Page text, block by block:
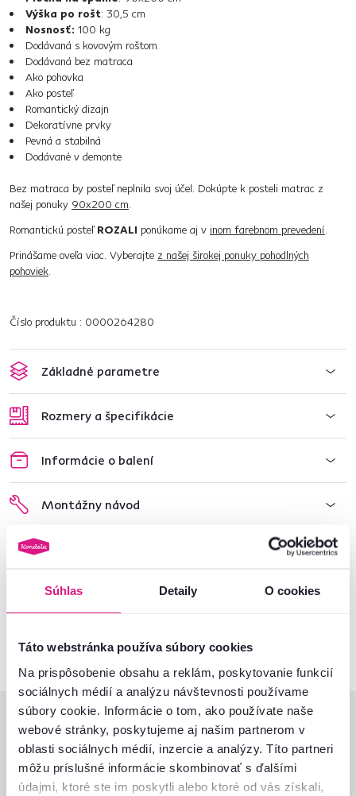
Súhlas Detaily O cookies
Táto webstránka používa súbory cookies
Na prispôsobenie obsahu a reklám, poskytovanie funkcií
sociálnych médií a analýzu návštevnosti používame
súbory cookie. Informácie o tom, ako používate naše
webové stránky, poskytujeme aj našim partnerom v
oblasti sociálnych médií, inzercie a analýzy. Títo partneri
môžu príslušné informácie skombinovať s ďalšími
údajmi, ktoré ste im poskytli alebo ktoré od vás získali,
Výška po rošt: 30,5 cm
Nosnosť: 100 kg
Dodávaná s kovovým roštom
Dodávaná bez matraca
Ako pohovka
Ako posteľ
Romantický dizajn
Dekoratívne prvky
Pevná a stabilná
Dodávané v demonte
Bez matraca by posteľ neplnila svoj účel. Dokúpte k posteli matrac z
našej ponuky 90x200 cm.
Romantickú posteľ ROZALI ponúkame aj v inom farebnom prevedení.
Prinášame oveľa viac. Vyberajte z našej širokej ponuky pohodlných
pohoviek.
Číslo produktu : 0000264280
Základné parametre
Rozmery a špecifikácie
Informácie o balení
Montážny návod
Kontaktujte nás a my vám radi poradíme
Hodnotenia produktu
4,4
Jednoduchosť montáže
3,0
Kvalita výrobku
4,3